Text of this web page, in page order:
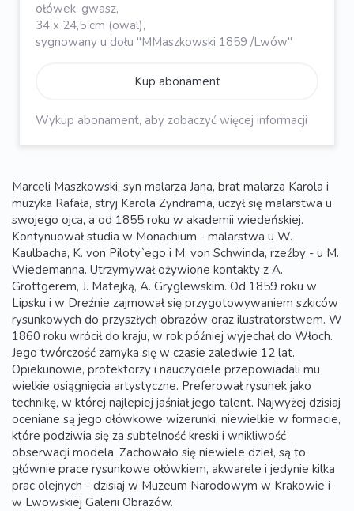
ołówek, gwasz,
34 x 24,5 cm (owal),
sygnowany u dołu "MMaszkowski 1859 /Lwów"
Kup abonament
Wykup abonament, aby zobaczyć więcej informacji
Marceli Maszkowski, syn malarza Jana, brat malarza Karola i
muzyka Rafała, stryj Karola Zyndrama, uczył się malarstwa u
swojego ojca, a od 1855 roku w akademii wiedeńskiej.
Kontynuował studia w Monachium - malarstwa u W.
Kaulbacha, K. von Piloty`ego i M. von Schwinda, rzeźby - u M.
Wiedemanna. Utrzymywał ożywione kontakty z A.
Grottgerem, J. Matejką, A. Gryglewskim. Od 1859 roku w
Lipsku i w Dreźnie zajmował się przygotowywaniem szkiców
rysunkowych do przyszłych obrazów oraz ilustratorstwem. W
1860 roku wrócił do kraju, w rok później wyjechał do Włoch.
Jego twórczość zamyka się w czasie zaledwie 12 lat.
Opiekunowie, protektorzy i nauczyciele przepowiadali mu
wielkie osiągnięcia artystyczne. Preferował rysunek jako
technikę, w której najlepiej jaśniał jego talent. Najwyżej dzisiaj
oceniane są jego ołówkowe wizerunki, niewielkie w formacie,
które podziwia się za subtelność kreski i wnikliwość
obserwacji modela. Zachowało się niewiele dzieł, są to
głównie prace rysunkowe ołówkiem, akwarele i jedynie kilka
prac olejnych - dzisiaj w Muzeum Narodowym w Krakowie i
w Lwowskiej Galerii Obrazów.